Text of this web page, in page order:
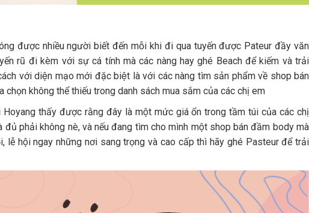
được nhiều người biết đến mỗi khi đi qua tuyến được Pateur đầy văn
rũ đi kèm với sự cá tính mà các nàng hay ghé Beach để kiếm và trải
với diện mạo mới đặc biệt là với các nàng tìm sản phẩm về shop bán
không thể thiếu trong danh sách mua sắm của các chị em
thấy được rằng đây là một mức giá ổn trong tầm túi của các chị
phải không nè, và nếu đang tìm cho mình một shop bán đầm body mà
hội ngay những nơi sang trọng và cao cấp thì hãy ghé Pasteur để trải